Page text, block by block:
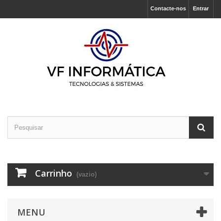
Entrar
Contacte-nos
Carrinho (vazio)
MENU